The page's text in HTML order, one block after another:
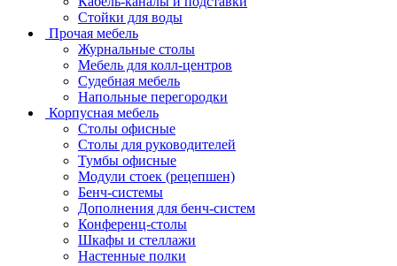
Стойки для воды
Прочая мебель
Журнальные столы
Мебель для колл-центров
Судебная мебель
Напольные перегородки
Корпусная мебель
Столы офисные
Столы для руководителей
Тумбы офисные
Модули стоек (рецепшен)
Бенч-системы
Дополнения для бенч-систем
Конференц-столы
Шкафы и стеллажи
Настенные полки